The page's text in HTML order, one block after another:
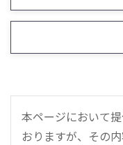
本ページにおいて
おりますが、その